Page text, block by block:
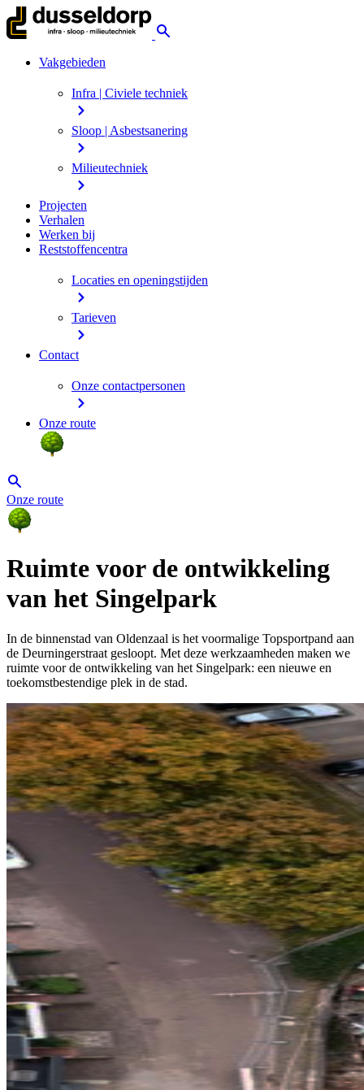
Vakgebieden
Infra | Civiele techniek
Sloop | Asbestsanering
Milieutechniek
Projecten
Verhalen
Werken bij
Reststoffencentra
Locaties en openingstijden
Tarieven
Contact
Onze contactpersonen
Onze route
Onze route
Ruimte voor de ontwikkeling
van het Singelpark
In de binnenstad van Oldenzaal is het voormalige Topsportpand aan
de Deurningerstraat gesloopt. Met deze werkzaamheden maken we
ruimte voor de ontwikkeling van het Singelpark: een nieuwe en
toekomstbestendige plek in de stad.